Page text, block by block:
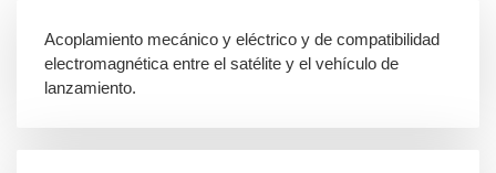
Acoplamiento mecánico y eléctrico y de compatibilidad
electromagnética entre el satélite y el vehículo de
lanzamiento.